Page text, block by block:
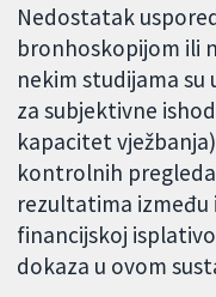
Nedostatak
bronhoskopijom ili
nekim studijama
za subjektivne
kapacitet
kontrolnih
rezultatima
financijskoj
dokaza u ovom